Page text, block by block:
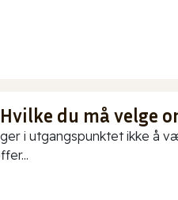
du må velge
i utgangspunktet ikke å